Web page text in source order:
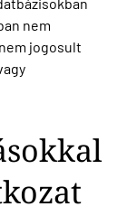
nem
jogosult